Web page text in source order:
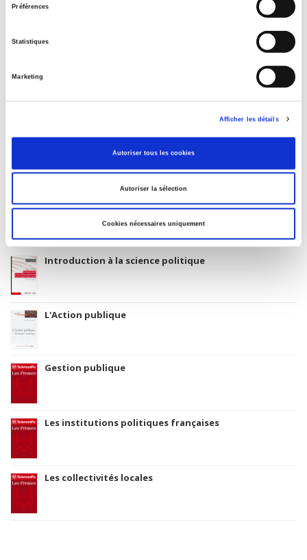
Préférences
Statistiques
Marketing
Afficher les détails
Autoriser tous les cookies
Autoriser la sélection
Cookies nécessaires uniquement
BISAC Subject Heading
Onix Audience Codes
CLIL (Version 2013-2019)
Subject Scheme Identifier Code
Thema subject category: Politics and government
titles
Introduction à la science politique
L'Action publique
Gestion publique
Les institutions politiques françaises
Les collectivités locales